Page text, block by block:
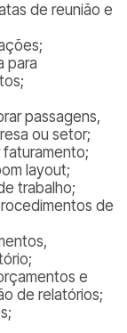
de reunião e
para
passagens,
ou setor;
faturamento;
layout;
trabalho;
de
e
de relatórios;